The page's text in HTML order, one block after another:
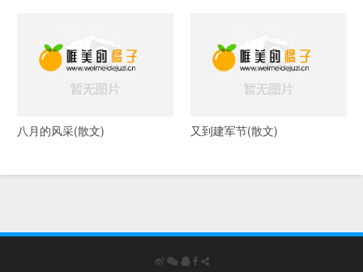
八月的风采(散文) 又到建军节(散文)